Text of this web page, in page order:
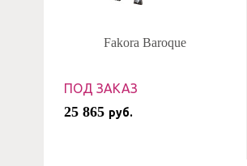
Fakora Baroque
ПОД ЗАКАЗ
25 865 руб.